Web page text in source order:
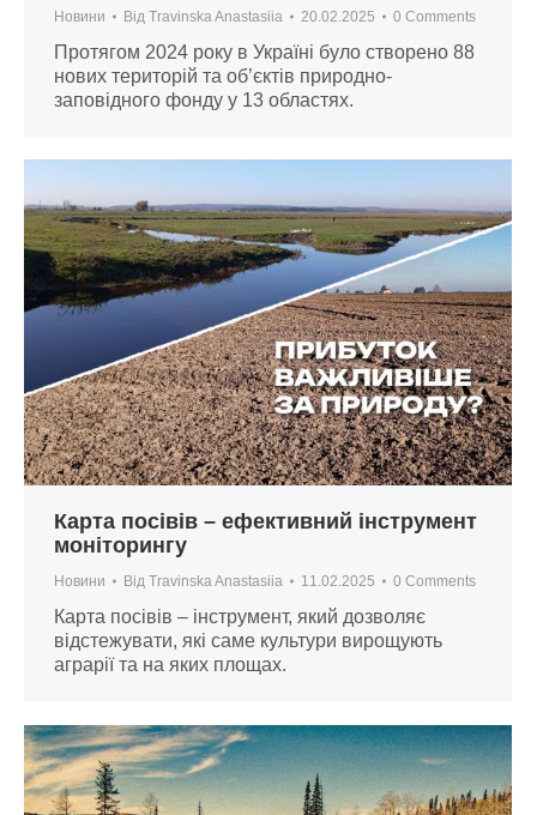
Новини Від Travinska Anastasiia 20.02.2025 0 Comments
Протягом 2024 року в Україні було створено 88
нових територій та об’єктів природно-
заповідного фонду у 13 областях.
Карта посівів – ефективний інструмент
моніторингу
Новини Від Travinska Anastasiia 11.02.2025 0 Comments
Карта посівів – інструмент, який дозволяє
відстежувати, які саме культури вирощують
аграрії та на яких площах.